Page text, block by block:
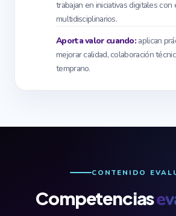
trabajan en iniciativas digitales con
multidisciplinarios.
Aporta valor cuando: aplican
mejorar calidad, colaboración
temprano.
CONTENIDO
Competencias